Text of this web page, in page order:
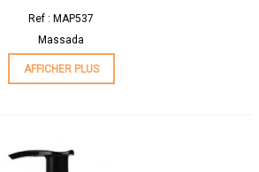
Ref : MAP537
Massada
AFFICHER PLUS